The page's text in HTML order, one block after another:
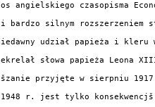
angielskiego czasopisma
bardzo silnym
niedawny udział papieża i
słowa papieża Leona
przyjęte w sierpniu
r. jest tylko